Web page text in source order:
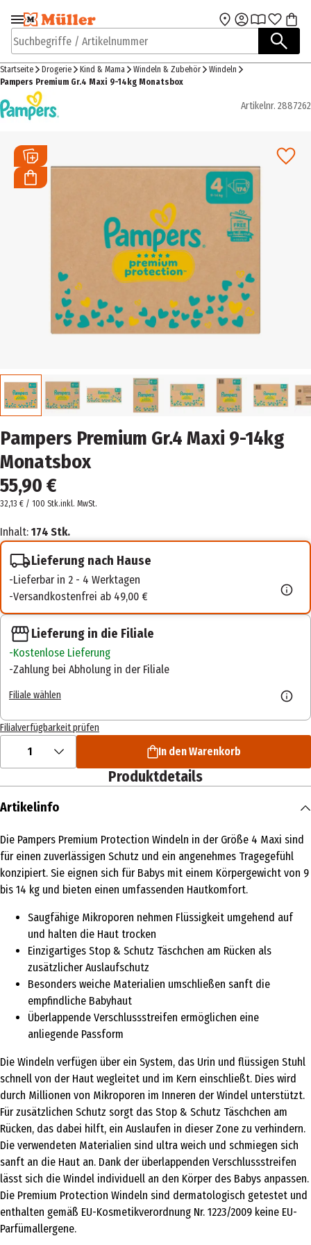
Zur Navigation
springen
Zum Hauptinhalt
Suchbegriffe / Artikelnummer
Startseite Drogerie Kind & Mama Windeln & Zubehör
Windeln
Pampers Premium Gr.4 Maxi 9-14kg Monatsbox
Artikelnr. 2887262
Pampers Premium Gr.4 Maxi 9-14kg
Monatsbox
55,90 €
32,13 € / 100 Stk.inkl. MwSt.
Inhalt: 174 Stk.
Lieferung nach Hause
Lieferbar in 2 - 4 Werktagen
Versandkostenfrei ab 49,00 €
Lieferung in die Filiale
Kostenlose Lieferung
Zahlung bei Abholung in der Filiale
Filiale wählen
Filialverfügbarkeit prüfen
1 In den Warenkorb
Produktdetails
Artikelinfo
Die Pampers Premium Protection Windeln in der Größe 4 Maxi sind
für einen zuverlässigen Schutz und ein angenehmes Tragegefühl
konzipiert. Sie eignen sich für Babys mit einem Körpergewicht von 9
bis 14 kg und bieten einen umfassenden Hautkomfort.
Saugfähige Mikroporen nehmen Flüssigkeit umgehend auf
und halten die Haut trocken
Einzigartiges Stop & Schutz Täschchen am Rücken als
zusätzlicher Auslaufschutz
Besonders weiche Materialien umschließen sanft die
empfindliche Babyhaut
Überlappende Verschlussstreifen ermöglichen eine
anliegende Passform
Die Windeln verfügen über ein System, das Urin und flüssigen Stuhl
schnell von der Haut wegleitet und im Kern einschließt. Dies wird
durch Millionen von Mikroporen im Inneren der Windel unterstützt.
Für zusätzlichen Schutz sorgt das Stop & Schutz Täschchen am
Rücken, das dabei hilft, ein Auslaufen in dieser Zone zu verhindern.
Die verwendeten Materialien sind ultra weich und schmiegen sich
sanft an die Haut an. Dank der überlappenden Verschlussstreifen
lässt sich die Windel individuell an den Körper des Babys anpassen.
Die Premium Protection Windeln sind dermatologisch getestet und
enthalten gemäß EU-Kosmetikverordnung Nr. 1223/2009 keine EU-
Parfümallergene.